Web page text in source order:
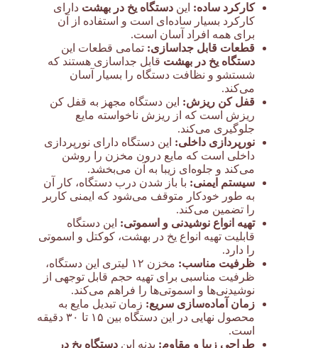
کارکرد ساده: این دستگاه یخ در بهشت دارای
کارکرد بسیار ساده‌ای است و استفاده از آن
برای همه افراد آسان است.
قطعات قابل جداسازی: تمامی قطعات این
دستگاه یخ در بهشت قابل جداسازی هستند که
شستشو و نظافت دستگاه را بسیار آسان
می‌کند.
قفل کن ریزش: این دستگاه مجهز به قفل کن
ریزش است که از ریزش ناخواسته مایع
جلوگیری می‌کند.
نورپردازی داخلی: این دستگاه دارای نورپردازی
داخلی است که مایع درون مخزن را روشن
می‌کند و جلوه‌ای زیبا به آن می‌بخشد.
سیستم ایمنی: با باز شدن درب دستگاه، کار آن
به طور خودکار متوقف می‌شود که ایمنی کاربر
را تضمین می‌کند.
تهیه انواع نوشیدنی و اسموتی: این دستگاه
قابلیت تهیه انواع یخ در بهشت، کوکتل و اسموتی
را دارد.
ظرفیت مناسب:
مخزن ۱۲ لیتری این دستگاه،
ظرفیت مناسبی برای تهیه حجم قابل توجهی از
نوشیدنی‌ها و اسموتی‌ها را فراهم می‌کند.
زمان آماده‌سازی سریع: زمان تبدیل مایع به
محصول نهایی در این دستگاه بین ۱۵ تا ۳۰ دقیقه
است.
طراحی زیبا و مقاوم: بدنه این دستگاه یخ در